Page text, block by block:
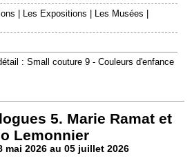
Les Expositions Les Musées
: Small couture 9 - Couleurs d'enfance
5. Marie Ramat et
Lemonnier
mai 2026 au 05 juillet 2026